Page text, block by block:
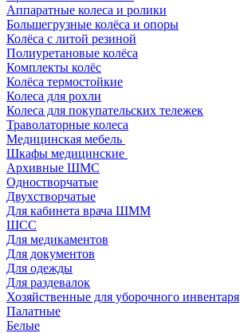
Аппаратные колеса и ролики
Большегрузные колёса и опоры
Колёса с литой резиной
Полиуретановые колёса
Комплекты колёс
Колёса термостойкие
Колеса для рохли
Колеса для покупательских тележек
Траволаторные колеса
Медицинская мебель
Шкафы медицинские
Архивные ШМС
Одностворчатые
Двухстворчатые
Для кабинета врача ШММ
ШСС
Для медикаментов
Для документов
Для одежды
Для раздевалок
Хозяйственные для уборочного инвентаря
Палатные
Белые